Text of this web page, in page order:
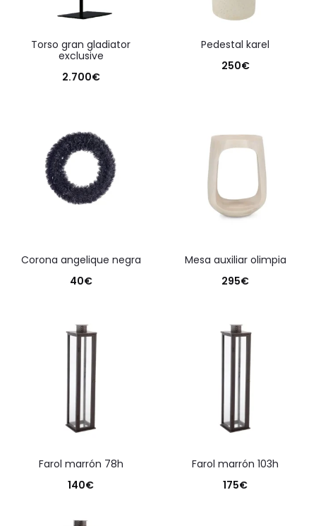
torso gran gladiator
exclusive
2.700€
pedestal karel
250€
corona angelique negra
40€
mesa auxiliar olimpia
295€
farol marrón 78h
140€
farol marrón 103h
175€